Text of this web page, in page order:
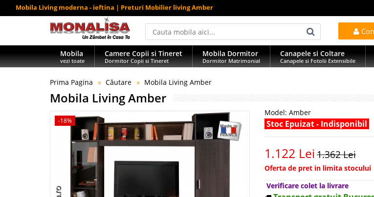
Mobila Living moderna - ieftina | Preturi Mobilier living Amber
Mobila
vezi toate
Camere Copii si Tineret
Dormitor Copii si Tineret
Mobila Dormitor
Dormitor Matrimonial
Canapele si Coltare
Canapele si Fotolii Extensibile
Prima Pagina Căutare Mobila Living Amber
Mobila Living Amber
-18%
Model: Amber
Stoc Epuizat - Indisponibil
1.122 Lei1.362 Lei
Oferta de pret in limita stocului
Verificare colet la livrare